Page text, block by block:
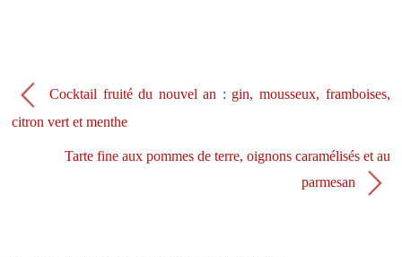
n
ê
r
e
n
t
)
Cocktail fruité du nouvel an : gin, mousseux, framboises,
citron vert et menthe
Tarte fine aux pommes de terre, oignons caramélisés et au
parmesan